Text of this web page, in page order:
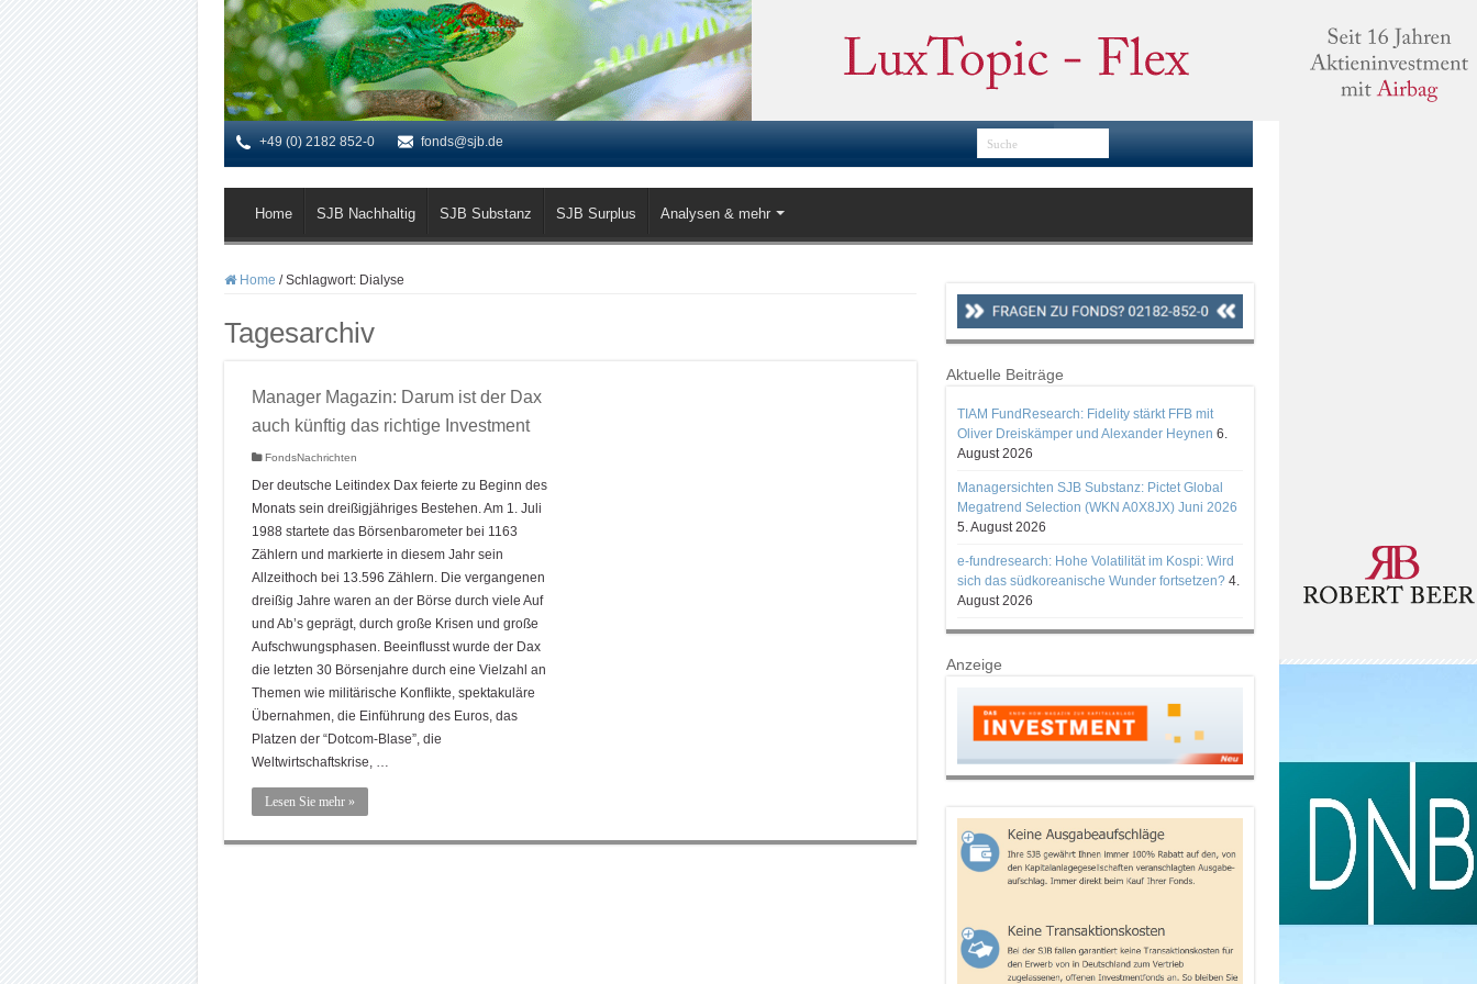
+49 (0) 2182 852-0 fonds@sjb.de
Home SJB Nachhaltig SJB Substanz SJB Surplus Analysen & mehr
Home / Schlagwort: Dialyse
Tagesarchiv
Manager Magazin: Darum ist der Dax
auch künftig das richtige Investment
FondsNachrichten
Der deutsche Leitindex Dax feierte zu Beginn des
Monats sein dreißigjähriges Bestehen. Am 1. Juli
1988 startete das Börsenbarometer bei 1163
Zählern und markierte in diesem Jahr sein
Allzeithoch bei 13.596 Zählern. Die vergangenen
dreißig Jahre waren an der Börse durch viele Auf
und Ab’s geprägt, durch große Krisen und große
Aufschwungsphasen. Beeinflusst wurde der Dax
die letzten 30 Börsenjahre durch eine Vielzahl an
Themen wie militärische Konflikte, spektakuläre
Übernahmen, die Einführung des Euros, das
Platzen der “Dotcom-Blase”, die
Weltwirtschaftskrise, …
Lesen Sie mehr »
Aktuelle Beiträge
TIAM FundResearch: Fidelity stärkt FFB mit
Oliver Dreiskämper und Alexander Heynen 6.
August 2026
Managersichten SJB Substanz: Pictet Global
Megatrend Selection (WKN A0X8JX) Juni 2026
5. August 2026
e-fundresearch: Hohe Volatilität im Kospi: Wird
sich das südkoreanische Wunder fortsetzen? 4.
August 2026
Anzeige